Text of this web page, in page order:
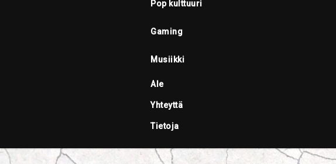
Pop kulttuuri
Gaming
Musiikki
Ale
Yhteyttä
Tietoja